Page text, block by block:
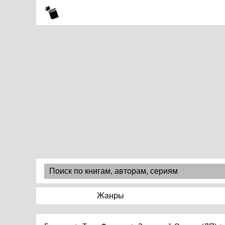
Жанры